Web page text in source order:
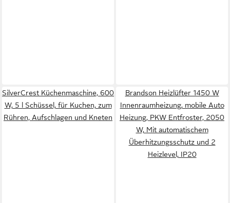
SilverCrest Küchenmaschine, 600
W, 5 l Schüssel, für Kuchen, zum
Rühren, Aufschlagen und Kneten
Brandson Heizlüfter 1450 W
Innenraumheizung, mobile Auto
Heizung, PKW Entfroster, 2050
W, Mit automatischem
Überhitzungsschutz und 2
Heizlevel, IP20